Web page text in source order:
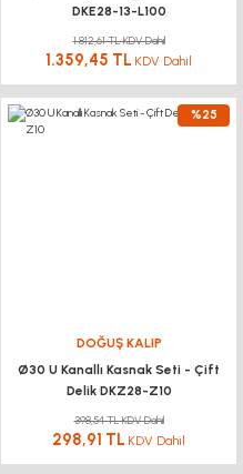
DKE28-13-L100
1.812,61 TL KDV Dahil
1.359,45 TL KDV Dahil
%25
DOĞUŞ KALIP
Ø30 U Kanallı Kasnak Seti - Çift
Delik DKZ28-Z10
398,54 TL KDV Dahil
298,91 TL KDV Dahil